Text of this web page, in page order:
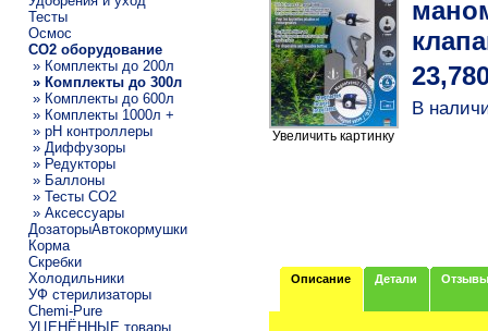
Тесты
Осмос
CO2 оборудование
» Комплекты до 200л
» Комплекты до 300л
» Комплекты до 600л
» Комплекты 1000л +
» pH контроллеры
» Диффузоры
» Редукторы
» Баллоны
» Тесты CO2
» Аксессуары
ДозаторыАвтокормушки
Корма
Скребки
Холодильники
УФ стерилизаторы
Chemi-Pure
УЦЕНЁННЫЕ товары
Увеличить картинку
В
Описание Детали Отзывы